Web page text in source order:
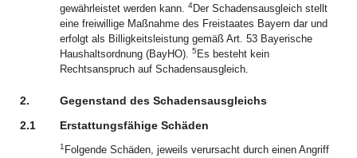
gewährleistet werden kann. 4Der Schadensausgleich stellt
eine freiwillige Maßnahme des Freistaates Bayern dar und
erfolgt als Billigkeitsleistung gemäß Art. 53 Bayerische
Haushaltsordnung (BayHO). 5 Es besteht kein
Rechtsanspruch auf Schadensausgleich.
2.
Gegenstand des Schadensausgleichs
2.1
Erstattungsfähige Schäden
1 Folgende Schäden, jeweils verursacht durch einen Angriff